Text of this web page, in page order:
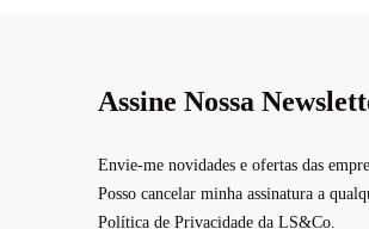
Assine Nossa
Envie-me novidades e ofertas das
Posso cancelar minha assinatura a
Política de Privacidade da LS&Co.